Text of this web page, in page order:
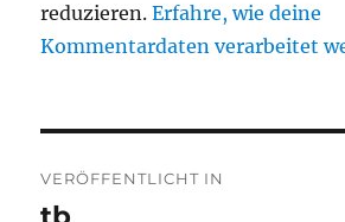
reduzieren.Erfahre, wie deine
Kommentardaten verarbeitet
VERÖFFENTLICHT IN